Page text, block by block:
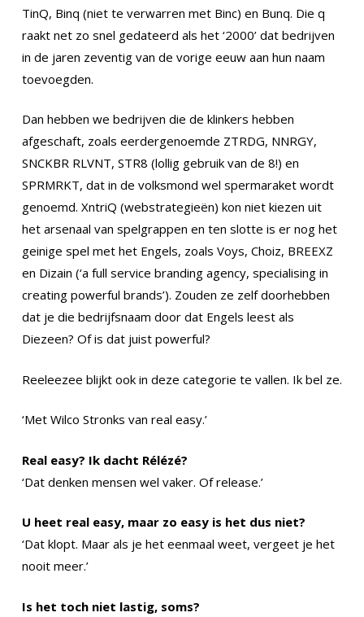
TinQ, Binq (niet te verwarren met Binc) en Bunq. Die q
raakt net zo snel gedateerd als het ‘2000’ dat bedrijven
in de jaren zeventig van de vorige eeuw aan hun naam
toevoegden.
Dan hebben we bedrijven die de klinkers hebben
afgeschaft, zoals eerdergenoemde ZTRDG, NNRGY,
SNCKBR RLVNT, STR8 (lollig gebruik van de 8!) en
SPRMRKT, dat in de volksmond wel spermaraket wordt
genoemd. XntriQ (webstrategieën) kon niet kiezen uit
het arsenaal van spelgrappen en ten slotte is er nog het
geinige spel met het Engels, zoals Voys, Choiz, BREEXZ
en Dizain (‘a full service branding agency, specialising in
creating powerful brands’). Zouden ze zelf doorhebben
dat je die bedrijfsnaam door dat Engels leest als
Diezeen? Of is dat juist powerful?
Reeleezee blijkt ook in deze categorie te vallen. Ik bel ze.
‘Met Wilco Stronks van real easy.’
Real easy? Ik dacht Rélézé?
‘Dat denken mensen wel vaker. Of release.’
U heet real easy, maar zo easy is het dus niet?
‘Dat klopt. Maar als je het eenmaal weet, vergeet je het
nooit meer.’
Is het toch niet lastig, soms?